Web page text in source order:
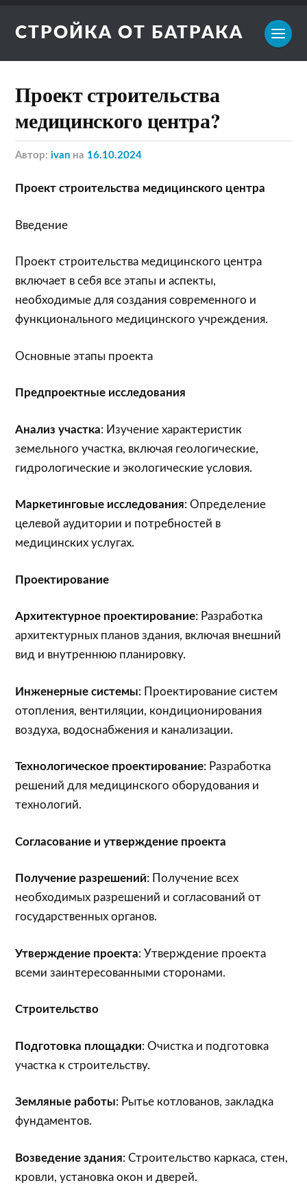
СТРОЙКА ОТ БАТРАКА
Проект строительства
медицинского центра?
Автор:ivan на 16.10.2024
Проект строительства медицинского центра
Введение
Проект строительства медицинского центра
включает в себя все этапы и аспекты,
необходимые для создания современного и
функционального медицинского учреждения.
Основные этапы проекта
Предпроектные исследования
Анализ участка: Изучение характеристик
земельного участка, включая геологические,
гидрологические и экологические условия.
Маркетинговые исследования: Определение
целевой аудитории и потребностей в
медицинских услугах.
Проектирование
Архитектурное проектирование: Разработка
архитектурных планов здания, включая внешний
вид и внутреннюю планировку.
Инженерные системы: Проектирование систем
отопления, вентиляции, кондиционирования
воздуха, водоснабжения и канализации.
Технологическое проектирование: Разработка
решений для медицинского оборудования и
технологий.
Согласование и утверждение проекта
Получение разрешений: Получение всех
необходимых разрешений и согласований от
государственных органов.
Утверждение проекта: Утверждение проекта
всеми заинтересованными сторонами.
Строительство
Подготовка площадки: Очистка и подготовка
участка к строительству.
Земляные работы: Рытье котлованов, закладка
фундаментов.
Возведение здания: Строительство каркаса, стен,
кровли, установка окон и дверей.